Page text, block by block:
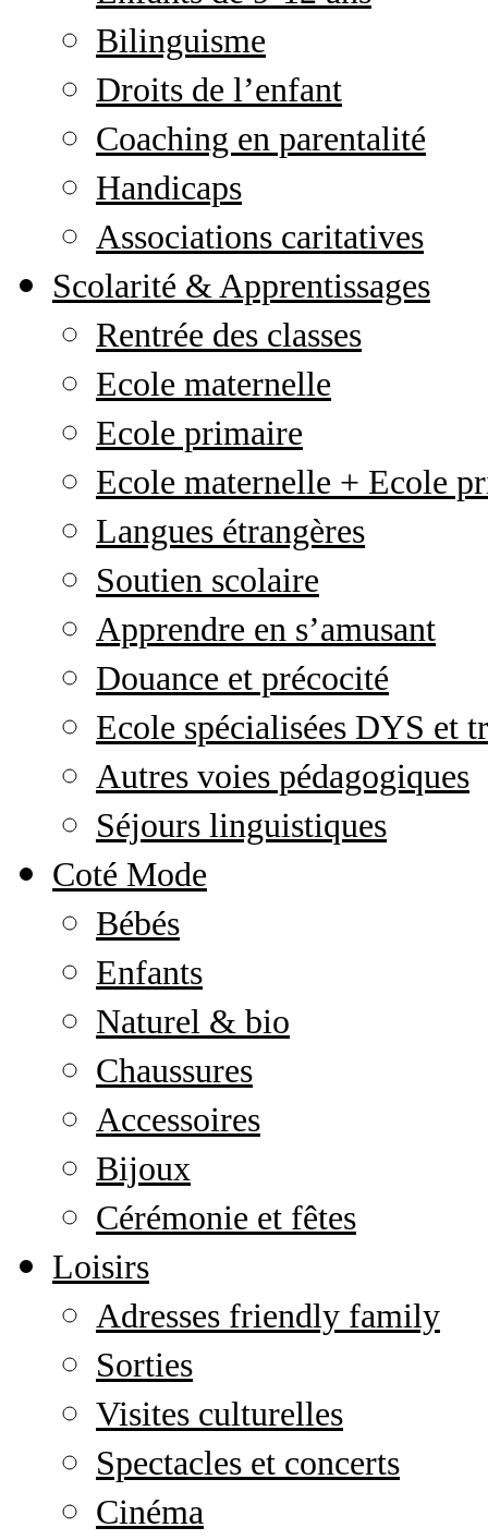
Bilinguisme
Droits de l’enfant
Coaching en parentalité
Handicaps
Associations caritatives
Scolarité & Apprentissages
Rentrée des classes
Ecole maternelle
Ecole primaire
Ecole maternelle + Ecole
Langues étrangères
Soutien scolaire
Apprendre en s’amusant
Douance et précocité
Ecole spécialisées DYS et
Autres voies pédagogiques
Séjours linguistiques
Coté Mode
Bébés
Enfants
Naturel & bio
Chaussures
Accessoires
Bijoux
Cérémonie et fêtes
Loisirs
Adresses friendly family
Sorties
Visites culturelles
Spectacles et concerts
Cinéma